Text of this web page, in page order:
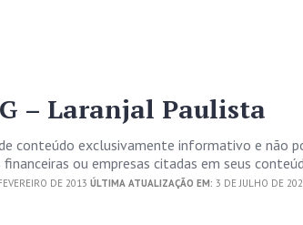
– Laranjal Paulista
conteúdo exclusivamente informativo e não
ou empresas citadas em seus
DE 2013 ÚLTIMA ATUALIZAÇÃO EM: 3 DE JULHO DE